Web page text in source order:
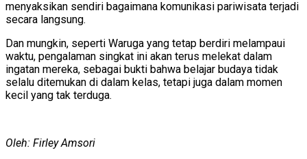
menyaksikan sendiri bagaimana komunikasi pariwisata terjadi
secara langsung.
Dan mungkin, seperti Waruga yang tetap berdiri melampaui
waktu, pengalaman singkat ini akan terus melekat dalam
ingatan mereka, sebagai bukti bahwa belajar budaya tidak
selalu ditemukan di dalam kelas, tetapi juga dalam momen
kecil yang tak terduga.
Oleh: Firley Amsori